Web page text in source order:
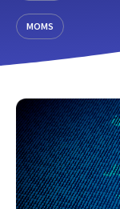
MOMS